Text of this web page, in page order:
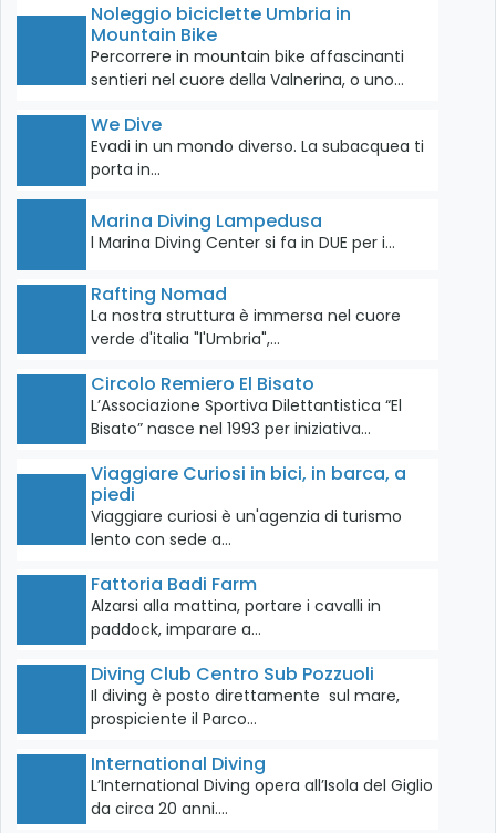
Noleggio biciclette Umbria in
Mountain Bike
Percorrere in mountain bike affascinanti
sentieri nel cuore della Valnerina, o uno…
We Dive
Evadi in un mondo diverso. La subacquea ti
porta in…
Marina Diving Lampedusa
l Marina Diving Center si fa in DUE per i…
Rafting Nomad
La nostra struttura è immersa nel cuore
verde d'italia "l'Umbria",…
Circolo Remiero El Bisato
L’Associazione Sportiva Dilettantistica “El
Bisato” nasce nel 1993 per iniziativa…
Viaggiare Curiosi in bici, in barca, a
piedi
Viaggiare curiosi è un'agenzia di turismo
lento con sede a…
Fattoria Badi Farm
Alzarsi alla mattina, portare i cavalli in
paddock, imparare a…
Diving Club Centro Sub Pozzuoli
Il diving è posto direttamente sul mare,
prospiciente il Parco…
International Diving
L’International Diving opera all’Isola del Giglio
da circa 20 anni.…